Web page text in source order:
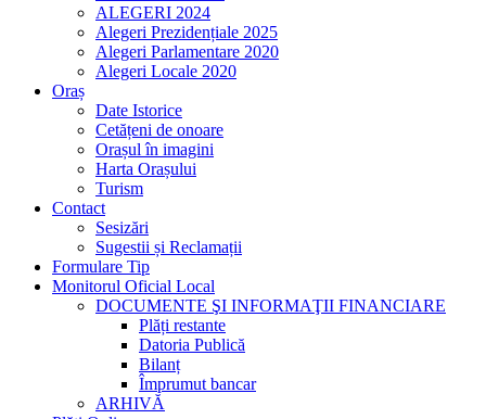
ALEGERI 2024
Alegeri Prezidențiale 2025
Alegeri Parlamentare 2020
Alegeri Locale 2020
Oraș
Date Istorice
Cetățeni de onoare
Orașul în imagini
Harta Orașului
Turism
Contact
Sesizări
Sugestii și Reclamații
Formulare Tip
Monitorul Oficial Local
DOCUMENTE ŞI INFORMAŢII FINANCIARE
Plăți restante
Datoria Publică
Bilanț
Împrumut bancar
ARHIVĂ